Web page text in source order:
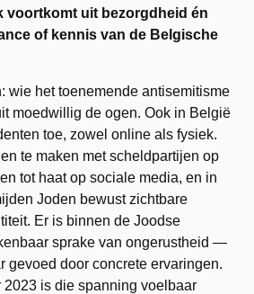
voortkomt uit bezorgdheid én
of kennis van de Belgische
wie het toenemende antisemitisme
moedwillig de ogen. Ook in België
toe, zowel online als fysiek.
te maken met scheldpartijen op
tot haat op sociale media, en in
Joden bewust zichtbare
Er is binnen de Joodse
sprake van ongerustheid —
gevoed door concrete ervaringen.
2023 is die spanning voelbaar